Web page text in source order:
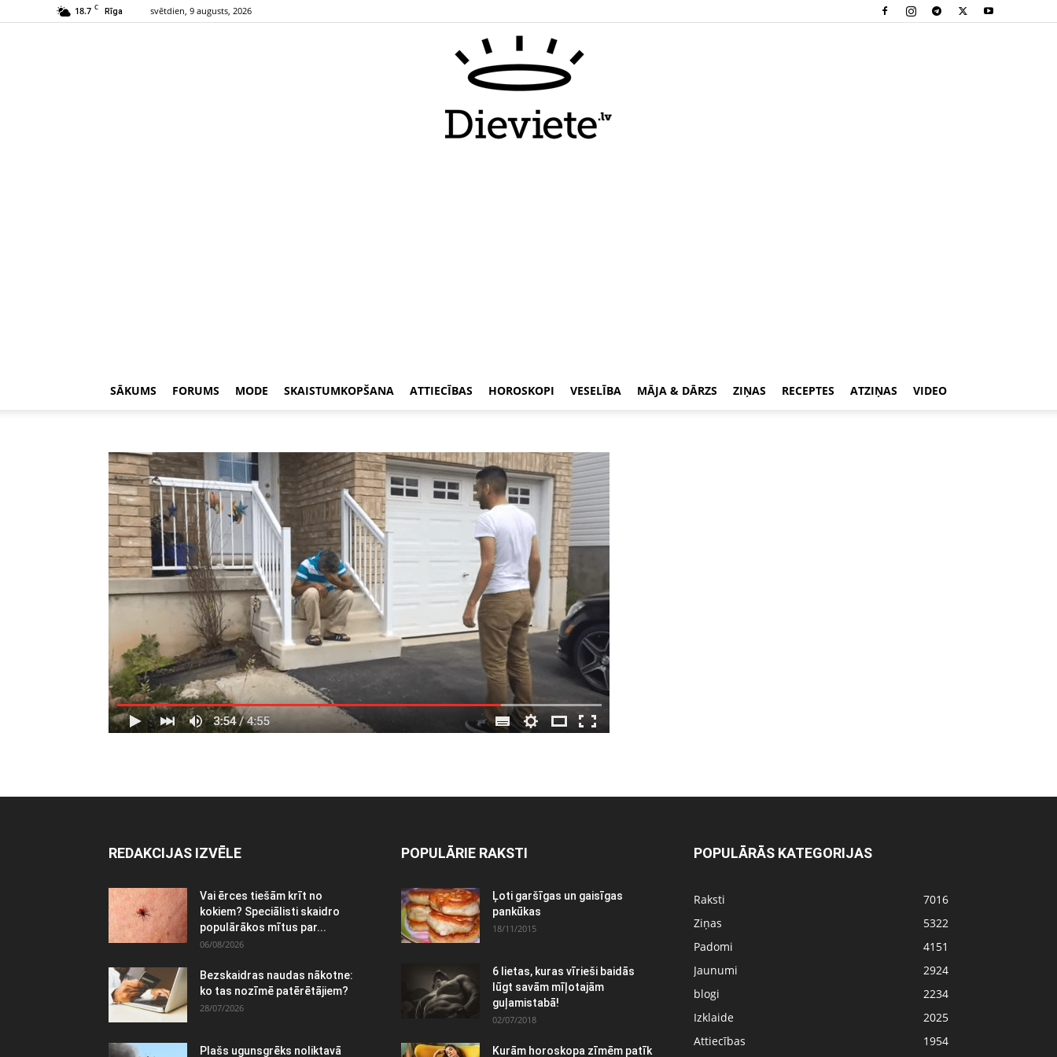
18.7 C Rīga svētdien, 9 augusts, 2026
SĀKUMS FORUMS MODE SKAISTUMKOPŠANA ATTIECĪBAS HOROSKOPI VESELĪBA MĀJA & DĀRZS ZIŅAS RECEPTES ATZIŅAS VIDEO
REDAKCIJAS IZVĒLE
Vai ērces tiešām krīt no
kokiem? Speciālisti skaidro
populārākos mītus par...
06/08/2026
Bezskaidras naudas nākotne:
ko tas nozīmē patērētājiem?
28/07/2026
Plašs ugunsgrēks noliktavā
POPULĀRIE RAKSTI
Ļoti garšīgas un gaisīgas
pankūkas
18/11/2015
6 lietas, kuras vīrieši baidās
lūgt savām mīļotajām
guļamistabā!
02/07/2018
Kurām horoskopa zīmēm patīk
POPULĀRĀS KATEGORIJAS
Raksti
7016
Ziņas
5322
Padomi
4151
Jaunumi
2924
blogi
2234
Izklaide
2025
Attiecības
1954